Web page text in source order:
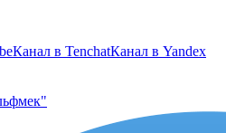
Канал в TenchatКанал в Yandex